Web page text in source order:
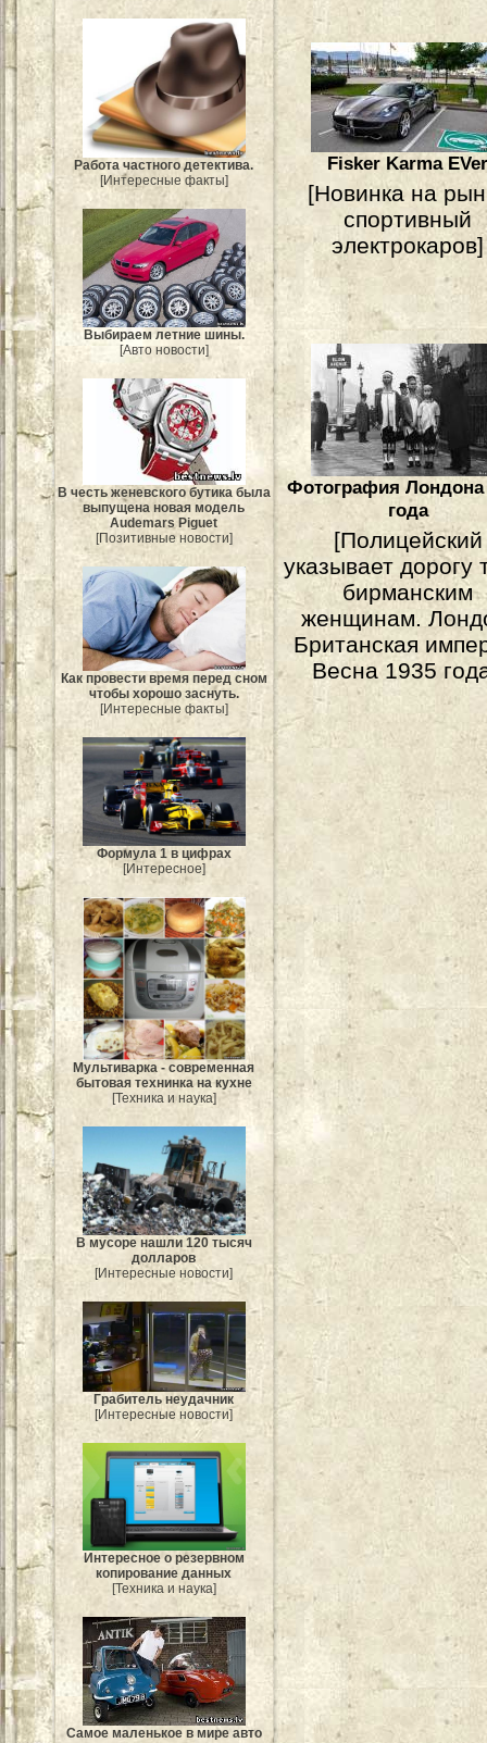
Работа частного детектива.
[Интересные факты]
Выбираем летние шины.
[Авто новости]
В честь женевского бутика была
выпущена новая модель
Audemars Piguet
[Позитивные новости]
Как провести время перед сном
чтобы хорошо заснуть.
[Интересные факты]
Формула 1 в цифрах
[Интересное]
Мультиварка - современная
бытовая технинка на кухне
[Техника и наука]
В мусоре нашли 120 тысяч
долларов
[Интересные новости]
Грабитель неудачник
[Интересные новости]
Интересное о резервном
копирование данных
[Техника и наука]
Самое маленькое в мире авто
Fisker Karma
[Новинка на
спортивный
электрокаров]
Фотография Лондона
года
[Полицейский
указывает дорогу
бирманским
женщинам.
Британская
Весна 1935